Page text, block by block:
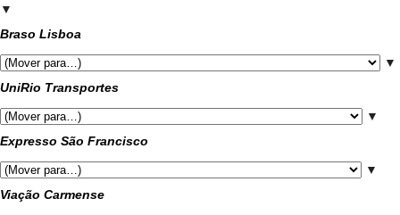
▼
Braso Lisboa
▼
UniRio Transportes
▼
Expresso São Francisco
▼
Viação Carmense